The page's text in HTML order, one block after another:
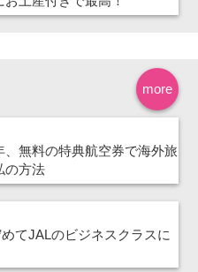
more
、無料の特典航空券で海外旅
の方法
てJALのビジネスクラスに